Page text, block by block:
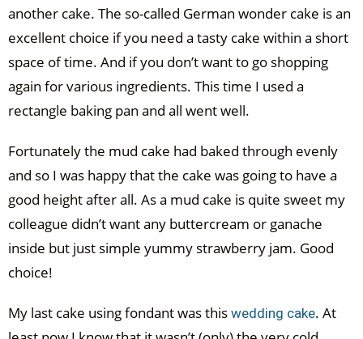
another cake. The so-called German wonder cake is an
excellent choice if you need a tasty cake within a short
space of time. And if you don’t want to go shopping
again for various ingredients. This time I used a
rectangle baking pan and all went well.
Fortunately the mud cake had baked through evenly
and so I was happy that the cake was going to have a
good height after all. As a mud cake is quite sweet my
colleague didn’t want any buttercream or ganache
inside but just simple yummy strawberry jam. Good
choice!
My last cake using fondant was this wedding cake. At